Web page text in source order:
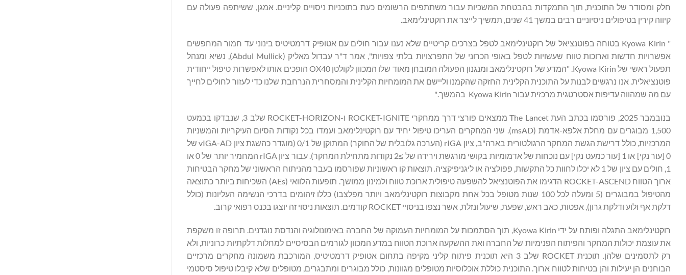
חלק ומסודר של התוכנית, תוך התמקדות בהבטחת המשכיות עבור משתתפים הרשומים כעת בתוכניות ניסויים קליניים. אמגן, ששיתפה פעולה עם
קיווה קירין בטיפולים ניסיוניים רבים במשך 41 שנים, תמשיך לייצר את רוקטינלימאב.
" Kyowa Kirin בטוחה בפוטנציאל של רוקטינלימאב לטפל בצרכים קריטיים שלא נענו עבור חולים עם אטופיק דרמטיטיס בינוני עד חמור המחפשים
אפשרויות חדשות וארוכות טווח שעשויות לטפל באופי הכרוני של התפרצויות בלתי צפויות", אמר ד"ר עבדול מאליק (Abdul Mullick), נשיא ומנהל
תפעול ראשי של Kyowa Kirin. "המדע של רוקטינלימאב ומנגנון הפעולה המובחן מאוד שלו המכוון לקולטן OX40 הופכים אותו לאפשרות טיפול ייחודית
פוטנציאלית. אנו נרגשים לבנות על התוכנית הקלינית החזקה שהקמנו וליישם את המומחיות הקלינית והמסחרית הנרחבת שלנו כדי לעזור לחולים לחייך
עם מה שמהווה עדיפות אסטרטגית מרכזית עבור Kyowa Kirin בהמשך."
בנובמבר 2025, פורסמו בכתב העת The Lancet ממצאים פורצי דרך ממחקרי ROCKET-IGNITE ו-ROCKET-HORIZON שלב 3, שנבדקו בכמעט
1,500 מבוגרים עם מחלת אלפא-אדמת (msAD). שני המחקרים העריכו טיפול יחיד עם רוקטינלימאב ועמדו בכל נקודות הסיום העיקריות והמשניות
המרכזיות, כולל דרישת הגשת המחקר הרגולטורית בארה"ב, ציון rIGA (הערכה גלובלית של החוקר) המתוקן של 0/1 (מוגדר כהשגת ציון vIGA-AD של
0 [עור נקי] או 1 [עור כמעט נקי] עם נוכחות של אדמומיות בקושי מורגשת וירידה של ≥2 נקודות מתחילת המחקר). עבור ציון rIGA המחמיר יותר של 0 או
1, חולים עם ציון של 1 לא יכלו לחוות כל התקשות, פפולציה או ליגניפיקציה. תוצאות קו ראשוניות שפורסמו בעבר מהניתוח הראשוני של מחקר הבטיחות
ארוך הטווח ROCKET-ASCEND הדגימו את הפוטנציאל להשפעה טיפולית ארוכת טווח ולמינון ממושך. תופעות הלוואי (AEs) השכיחות ביותר כתוצאה
מהטיפול במבוגרים (5 ומעלה לכל 100 שנות מטופל בכל אחת מקבוצות רוקטינלימאב ויותר מפלצבו) כללו זיהומים בדרכי הנשימה העליונות (כולל
דלקת אף ולוע ודלקת גרון), אפטות, כאב ראש, שפעת, שיעול ונזלת, אשר נצפו בניסויי ROCKET קודמים. תוצאות ניסוי זה יוצגו בכנס רפואי קרוב.
רוקטינלימאב התגלה ופותח על ידי Kyowa Kirin, תוך הסתמכות על המומחיות העמוקה של החברה באימונולוגיה והנדסת נוגדנים. תרופה זו משקפת
את עוצמת יכולות המחקר והפיתוח הפנימיות של החברה ואת ההשקעה ארוכת הטווח במדע המכוון לגורמים הבסיסיים למחלות דלקתיות כרוניות, ולא
רק לתסמינים שלהן. תוכנית ROCKET שלב 3 היא תוכנית פיתוח קליני מקיפה בתחום אטופיק דרמטיטיס, המורכבת משמונה מחקרים מרכזיים
הבוחנים הן יעילות והן בטיחות לטווח ארוך. התוכנית כוללת אוכלוסיות מטופלים מגוונות, כולל מבוגרים ומתבגרים, מטופלים שלא קיבלו טיפול סיסטמי